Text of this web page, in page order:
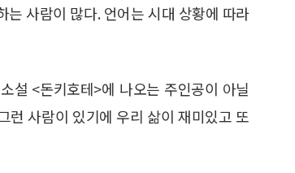
는 사람이 많다. 언어는 시대 상황에 따라
설 <돈키호테>에 나오는 주인공이 아닐
런 사람이 있기에 우리 삶이 재미있고 또